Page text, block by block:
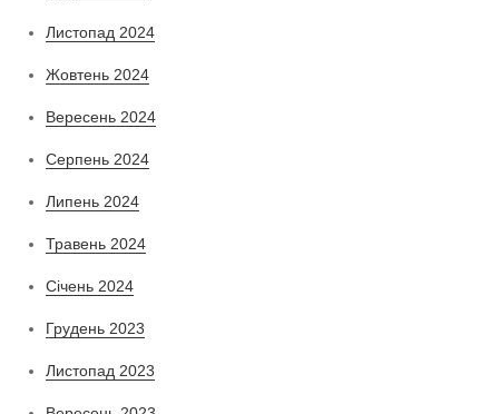
Листопад 2024
Жовтень 2024
Вересень 2024
Серпень 2024
Липень 2024
Травень 2024
Січень 2024
Грудень 2023
Листопад 2023